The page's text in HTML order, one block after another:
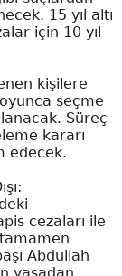
15 yıl altı
için 10 yıl
kişilere
seçme
Süreç
kararı
edecek.
cezaları ile
Abdullah